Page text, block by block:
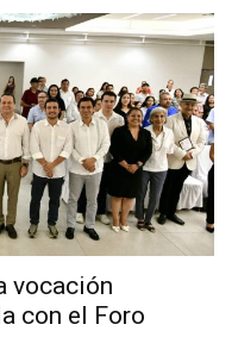
vocación
con el Foro